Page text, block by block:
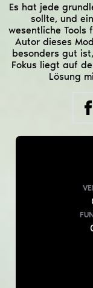
Es hat jede
sollte, und
wesentliche Tools
Autor dieses
besonders gut
Fokus liegt auf
Lösung